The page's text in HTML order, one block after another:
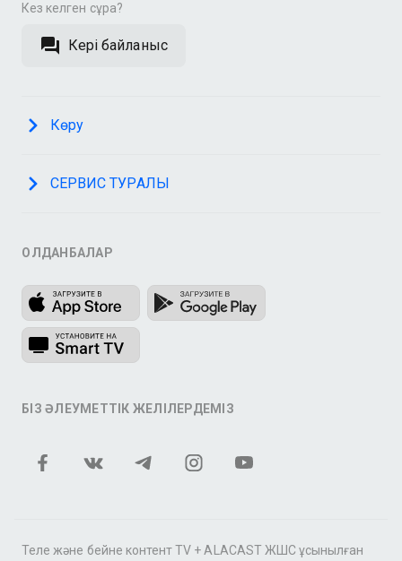
Кез келген сұрақ?
Кері байланыс
Көру
СЕРВИС ТУРАЛЫ
ҚОЛДАНБАЛАР
БІЗ ӘЛЕУМЕТТІК ЖЕЛІЛЕРДЕМІЗ
Теле және бейне контент TV + ALACAST ЖШС ұсынылған